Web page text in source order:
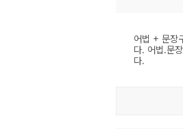
어법 + 문장
다. 어법.문
다.